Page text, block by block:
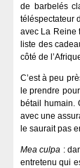
de barbelés
téléspectateur
avec La Reine
liste des
côté de
C’est à peu
le prendre
bétail humain.
avec une
le saurait pas
Mea culpa :
entretenu qui